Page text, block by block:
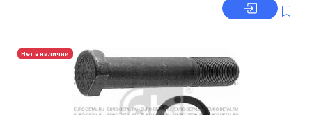
Нет в наличии